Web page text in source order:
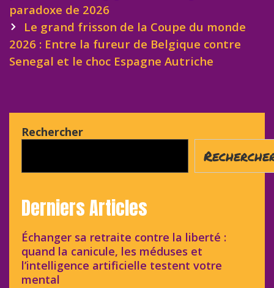
paradoxe de 2026
Le grand frisson de la Coupe du monde
2026 : Entre la fureur de Belgique contre
Senegal et le choc Espagne Autriche
Rechercher
Derniers Articles
Échanger sa retraite contre la liberté :
quand la canicule, les méduses et
l’intelligence artificielle testent votre
mental